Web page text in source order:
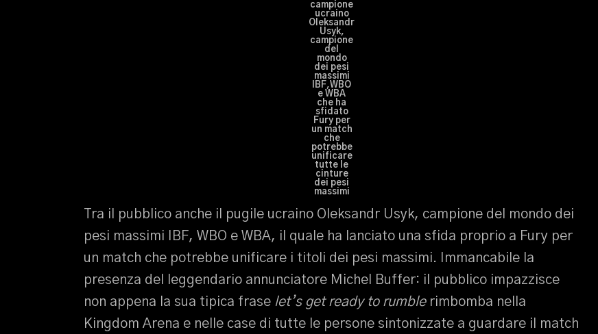
campione
ucraino
Oleksandr
Usyk,
campione
del
mondo
dei pesi
massimi
IBF,WBO
e WBA
che ha
sfidato
Fury per
un match
che
potrebbe
unificare
tutte le
cinture
dei pesi
massimi
Tra il pubblico anche il pugile ucraino Oleksandr Usyk, campione del mondo dei
pesi massimi IBF, WBO e WBA, il quale ha lanciato una sfida proprio a Fury per
un match che potrebbe unificare i titoli dei pesi massimi. Immancabile la
presenza del leggendario annunciatore Michel Buffer: il pubblico impazzisce
non appena la sua tipica frase let’s get ready to rumble rimbomba nella
Kingdom Arena e nelle case di tutte le persone sintonizzate a guardare il match